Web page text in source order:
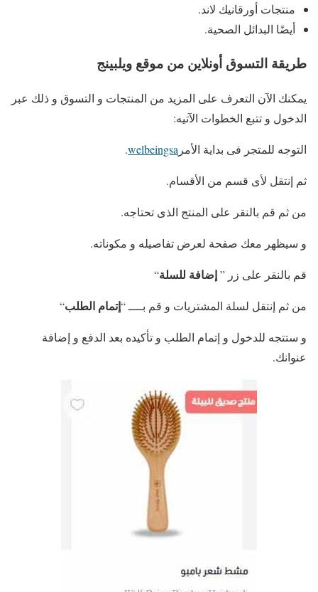
منتجات أورقانيك لاند.
أيضًا البدائل الصحية.
طريقة التسوق أونلاين من موقع ويلبينج
يمكنك الآن التعرف على المزيد من المنتجات و التسوق و ذلك عبر
الدخول و تتبع الخطوات الآتيه:
التوجه للمتجر فى بداية الأمر welbeingsa
.
ثم إنتقل لأى قسم من الأقسام.
من ثم قم بالنقر على المنتج الذى تحتاجه.
و سيظهر معك صفحة لعرض تفاصيله و مكوناته.
قم بالنقر على زر ”إضافة للسلة“
من ثم إنتقل لسلة المشتريات و قم بــــ “إتمام الطلب“
و ستتجه للدخول و إتمام الطلب و تأكيده بعد الدفع و إضافة
عنوانك.